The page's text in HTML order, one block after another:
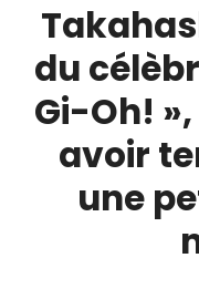
du
Gi-Oh!
avoir
une